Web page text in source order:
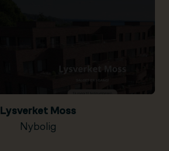
Lysverket Moss
Nybolig